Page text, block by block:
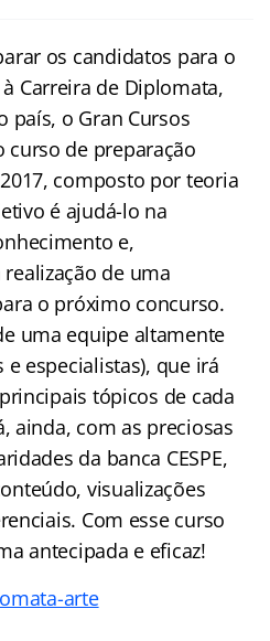
os candidatos para o
Carreira de Diplomata,
país, o Gran Cursos
de preparação
2017, composto por teoria
é ajudá-lo na
e,
de uma
o próximo concurso.
uma equipe altamente
especialistas), que irá
tópicos de cada
ainda, com as preciosas
da banca CESPE,
visualizações
Com esse curso
antecipada e eficaz!